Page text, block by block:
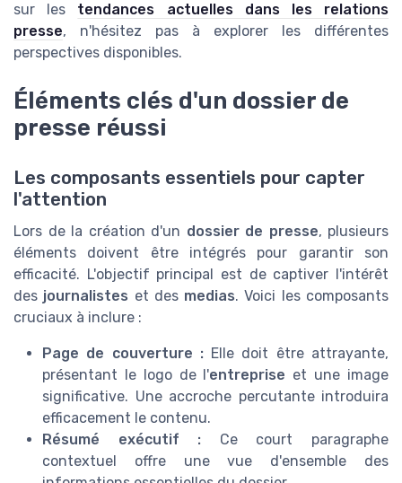
sur les tendances actuelles dans les relations
presse, n'hésitez pas à explorer les différentes
perspectives disponibles.
Éléments clés d'un dossier de
presse réussi
Les composants essentiels pour capter
l'attention
Lors de la création d'un dossier de presse, plusieurs
éléments doivent être intégrés pour garantir son
efficacité. L'objectif principal est de captiver l'intérêt
des journalistes et des medias. Voici les composants
cruciaux à inclure :
Page de couverture :Elle doit être attrayante,
présentant le logo de l'entreprise et une image
significative. Une accroche percutante introduira
efficacement le contenu.
Résumé exécutif : Ce court paragraphe
contextuel offre une vue d'ensemble des